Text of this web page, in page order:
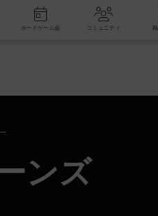
着レビュー ボードゲーム会 コミュ
ンズ